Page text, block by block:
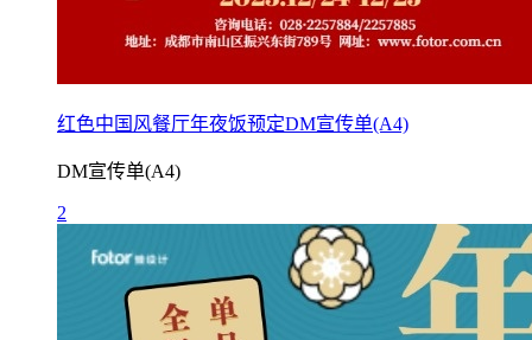
红色中国风餐厅年夜饭预定DM宣传单(A4)
DM宣传单(A4)
2